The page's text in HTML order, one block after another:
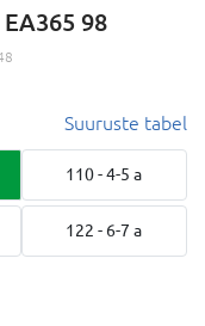
98
Suuruste tabel
110 - 4-5 a
122 - 6-7 a